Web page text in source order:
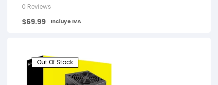
0 Reviews
$69.99 Incluye IVA
Out Of Stock